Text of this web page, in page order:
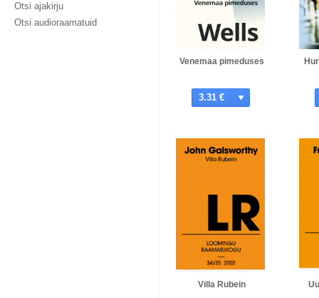
Otsi ajakirju
Otsi audioraamatuid
Venemaa pimeduses
3.31 €
Villa Rubein